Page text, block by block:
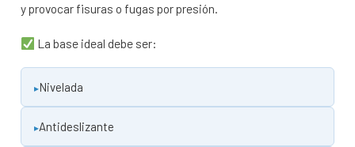
y provocar fisuras o fugas por presión.
La base ideal debe ser:
Nivelada
Antideslizante